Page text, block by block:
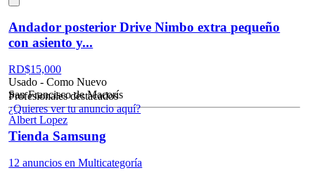
Andador posterior Drive Nimbo extra pequeño
con asiento y...
RD$15,000
Usado - Como Nuevo
San Francisco de Macorís
Albert Lopez
Profesionales destacados
¿Quieres ver tu anuncio aquí?
Tienda Samsung
12 anuncios en Multicategoría